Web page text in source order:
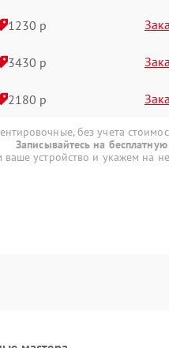
1230 р
3430 р
2180 р
без учета
Записывайтесь на
устройство и укажем на